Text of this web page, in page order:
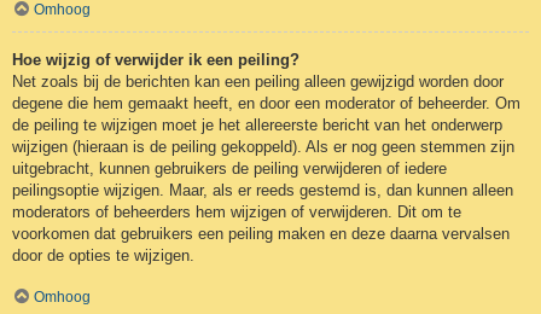
Omhoog
Hoe wijzig of verwijder ik een peiling?
Net zoals bij de berichten kan een peiling alleen gewijzigd worden door
degene die hem gemaakt heeft, en door een moderator of beheerder. Om
de peiling te wijzigen moet je het allereerste bericht van het onderwerp
wijzigen (hieraan is de peiling gekoppeld). Als er nog geen stemmen zijn
uitgebracht, kunnen gebruikers de peiling verwijderen of iedere
peilingsoptie wijzigen. Maar, als er reeds gestemd is, dan kunnen alleen
moderators of beheerders hem wijzigen of verwijderen. Dit om te
voorkomen dat gebruikers een peiling maken en deze daarna vervalsen
door de opties te wijzigen.
Omhoog